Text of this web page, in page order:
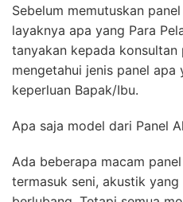
Sebelum memutuskan
layaknya apa yang Para
tanyakan kepada konsultan
mengetahui jenis panel apa
keperluan Bapak/Ibu.
Apa saja model dari Panel
Ada beberapa macam
termasuk seni, akustik